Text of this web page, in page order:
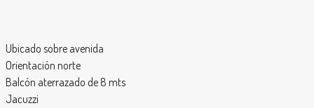
Ubicado sobre avenida
Orientación norte
Balcón aterrazado de 8 mts
Jacuzzi